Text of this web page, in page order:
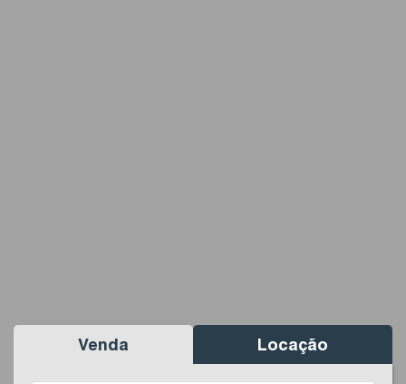
Venda Locação